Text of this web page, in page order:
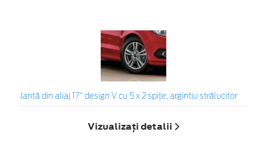
Jantă din aliaj 17" design V cu 5 x 2 spiţe, argintiu strălucitor
Vizualizați detalii